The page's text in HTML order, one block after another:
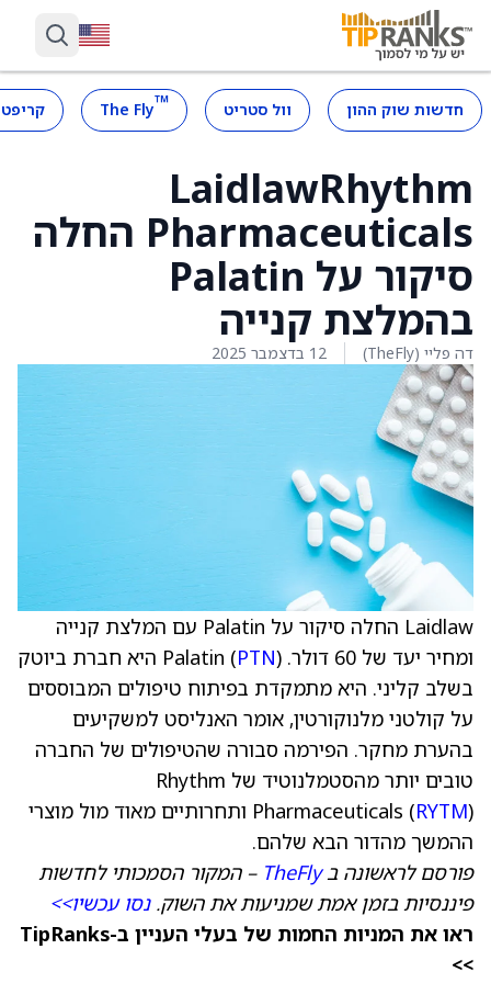
חדשות שוק ההון וול סטריט ™
The Fly
LaidlawRhythm
Pharmaceuticals החלה
סיקור על Palatin
בהמלצת קנייה
דה פליי (TheFly) 12 בדצמבר 2025
Laidlaw החלה סיקור על Palatin עם המלצת קנייה
ומחיר יעד של 60 דולר. Palatin (
PTN
) היא חברת ביוטק
בשלב קליני. היא מתמקדת בפיתוח טיפולים המבוססים
על קולטני מלנוקורטין, אומר האנליסט למשקיעים
בהערת מחקר. הפירמה סבורה שהטיפולים של החברה
טובים יותר מהסטמלנוטיד של Rhythm
Pharmaceuticals (RYTM
) ותחרותיים מאוד מול מוצרי
ההמשך מהדור הבא שלהם.
פורסם לראשונה בTheFly – המקור הסמכותי לחדשות
פיננסיות בזמן אמת שמניעות את השוק.נסו עכשיו>>
ראו את המניות החמות של בעלי העניין ב-TipRanks
>>